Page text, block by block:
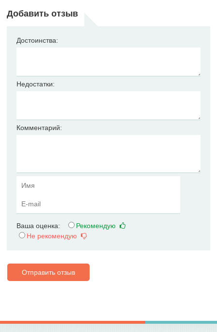
Добавить отзыв
Достоинства:
Недостатки:
Комментарий:
Ваша оценка:
Рекомендую
Не рекомендую
Отправить отзыв